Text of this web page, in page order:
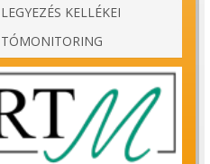
LEGYEZÉS KELLÉKEI
TÓMONITORING